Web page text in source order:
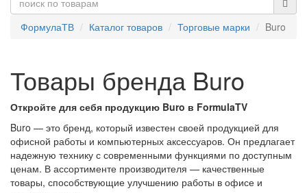
ФормулаТВ Каталог товаров Торговые марки Buro
Товары бренда Buro
Откройте для себя продукцию Buro в FormulaTV
Buro — это бренд, который известен своей продукцией для
офисной работы и компьютерных аксессуаров. Он предлагает
надежную технику с современными функциями по доступным
ценам. В ассортименте производителя — качественные
товары, способствующие улучшению работы в офисе и